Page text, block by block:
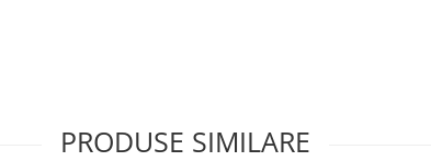
PRODUSE SIMILARE